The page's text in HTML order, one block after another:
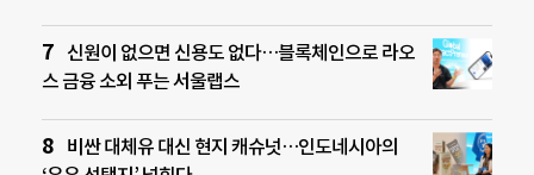
신원이 없으면 신용도 없다…블록체인으로 라오
스 금융 소외 푸는 서울랩스
비싼 대체유 대신 현지 캐슈넛…인도네시아의